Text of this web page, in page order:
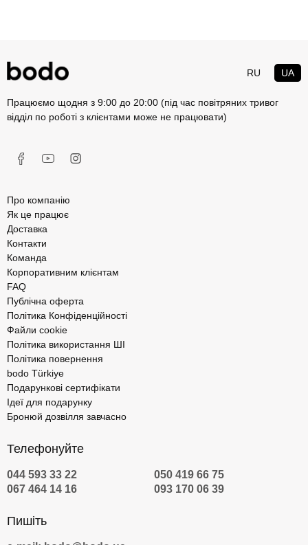
RU UA
Працюємо щодня з 9:00 до 20:00 (під час повітряних тривог
відділ по роботі з клієнтами може не працювати)
Про компанію
Як це працює
Доставка
Контакти
Команда
Корпоративним клієнтам
FAQ
Публічна оферта
Політика Конфіденційності
Файли cookie
Політика використання ШІ
Політика повернення
bodo Türkiye
Подарункові сертифікати
Ідеї для подарунку
Бронюй дозвілля завчасно
Телефонуйте
044 593 33 22
050 419 66 75
067 464 14 16
093 170 06 39
Пишіть